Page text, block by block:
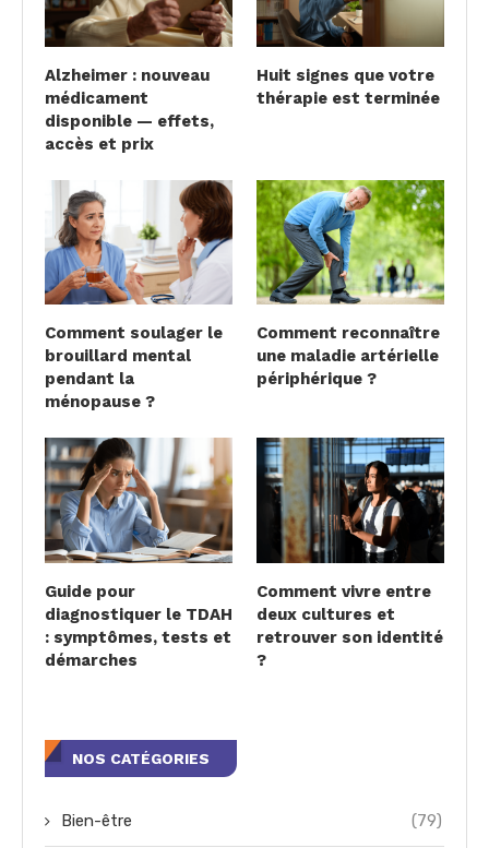
Alzheimer : nouveau
médicament
disponible — effets,
accès et prix
Huit signes que votre
thérapie est terminée
Comment soulager le
brouillard mental
pendant la
ménopause ?
Comment reconnaître
une maladie artérielle
périphérique ?
Guide pour
diagnostiquer le TDAH
: symptômes, tests et
démarches
Comment vivre entre
deux cultures et
retrouver son identité
?
NOS CATÉGORIES
Bien-être (79)